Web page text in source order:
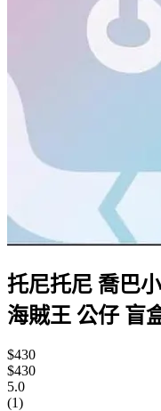
托尼托尼 喬巴
海賊王 公仔 盲
$430
$430
5.0
(1)